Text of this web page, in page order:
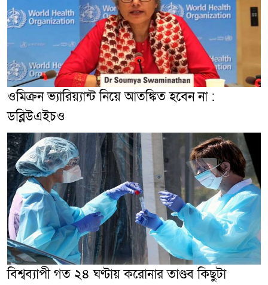
ওমিক্রন ভ্যারিয়্যান্ট নিয়ে আতঙ্কিত হবেন না :
ডব্লিউএইচও
বিশ্বব্যাপী গত ২৪ ঘণ্টায় করোনার তাণ্ডব কিছুটা